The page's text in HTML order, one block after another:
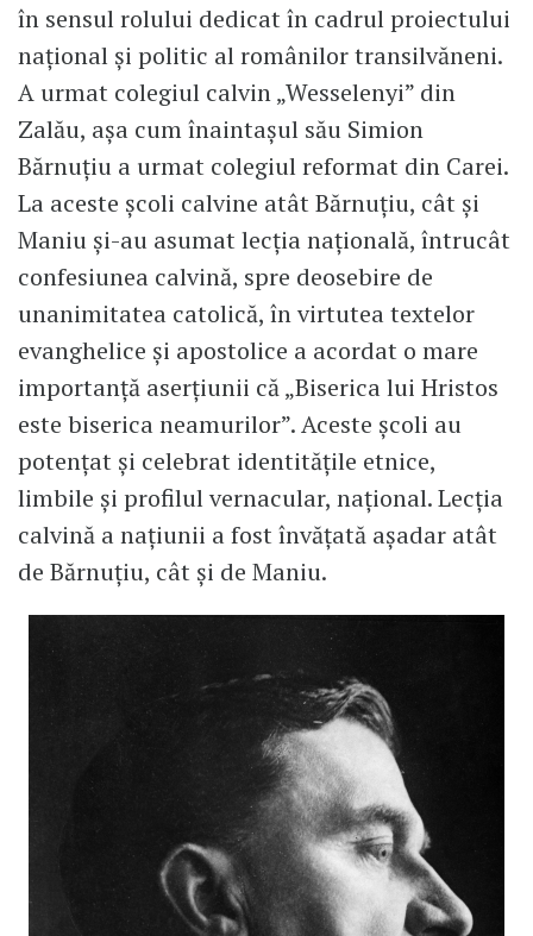
în sensul rolului dedicat în cadrul proiectului
național și politic al românilor transilvăneni.
A urmat colegiul calvin „Wesselenyi” din
Zalău, așa cum înaintașul său Simion
Bărnuțiu a urmat colegiul reformat din Carei.
La aceste școli calvine atât Bărnuțiu, cât și
Maniu și-au asumat lecția națională, întrucât
confesiunea calvină, spre deosebire de
unanimitatea catolică, în virtutea textelor
evanghelice și apostolice a acordat o mare
importanță aserțiunii că „Biserica lui Hristos
este biserica neamurilor”. Aceste școli au
potențat și celebrat identitățile etnice,
limbile și profilul vernacular, național. Lecția
calvină a națiunii a fost învățată așadar atât
de Bărnuțiu, cât și de Maniu.